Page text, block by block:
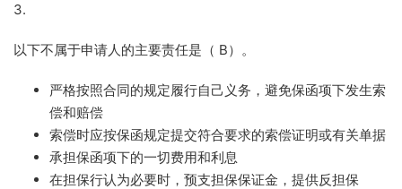
3.
以下不属于申请人的主要责任是（ B）。
严格按照合同的规定履行自己义务，避免保函项下发生索
偿和赔偿
索偿时应按保函规定提交符合要求的索偿证明或有关单据
承担保函项下的一切费用和利息
在担保行认为必要时，预支担保保证金，提供反担保